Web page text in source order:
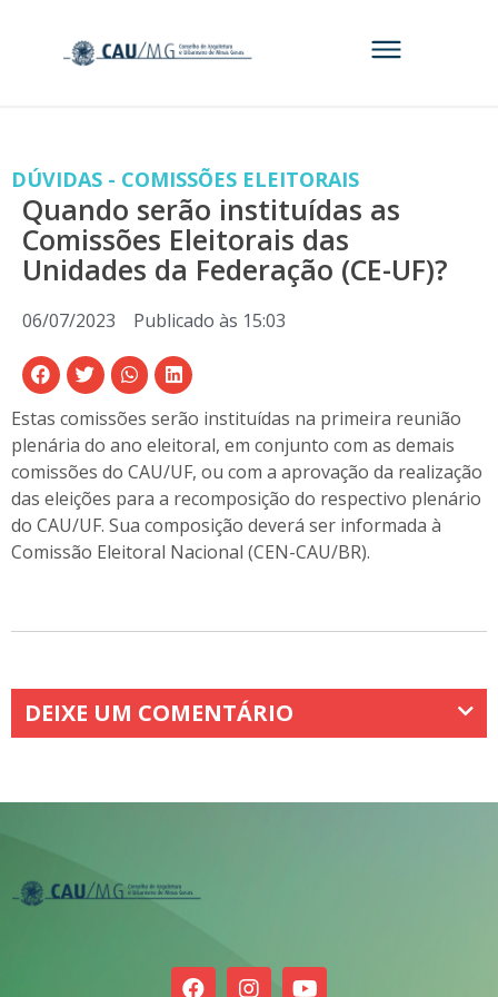
DÚVIDAS - COMISSÕES ELEITORAIS
Quando serão instituídas as
Comissões Eleitorais das
Unidades da Federação (CE-UF)?
06/07/2023 Publicado às 15:03
Estas comissões serão instituídas na primeira reunião
plenária do ano eleitoral, em conjunto com as demais
comissões do CAU/UF, ou com a aprovação da realização
das eleições para a recomposição do respectivo plenário
do CAU/UF. Sua composição deverá ser informada à
Comissão Eleitoral Nacional (CEN-CAU/BR).
DEIXE UM COMENTÁRIO